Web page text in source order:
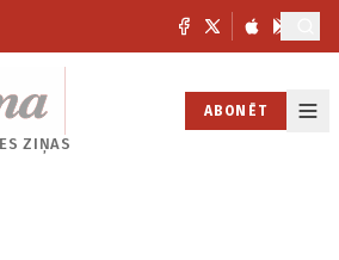
ZIŅAS
ABONĒT